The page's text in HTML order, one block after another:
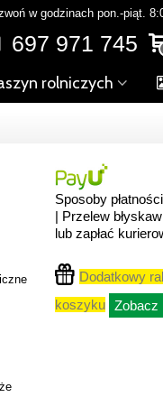
w godzinach pon.-piąt.
697 971 745
rolniczych
Sposoby
| Przelew
lub zapłać
Dodatkowy
koszyku Zobacz